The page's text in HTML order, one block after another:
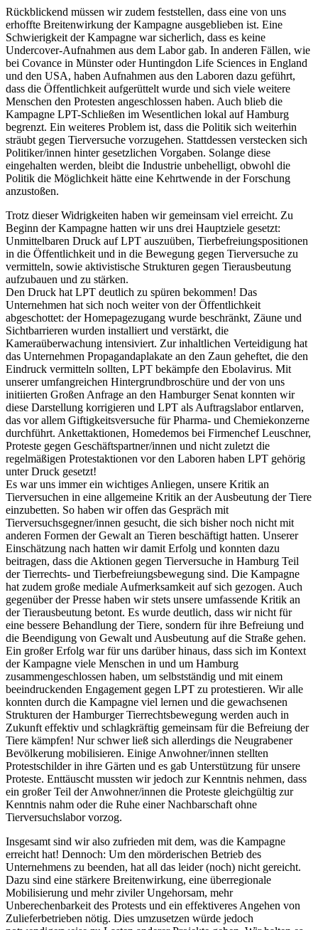
Rückblickend müssen wir zudem feststellen, dass eine von uns
erhoffte Breitenwirkung der Kampagne ausgeblieben ist. Eine
Schwierigkeit der Kampagne war sicherlich, dass es keine
Undercover-Aufnahmen aus dem Labor gab. In anderen Fällen, wie
bei Covance in Münster oder Huntingdon Life Sciences in England
und den USA, haben Aufnahmen aus den Laboren dazu geführt,
dass die Öffentlichkeit aufgerüttelt wurde und sich viele weitere
Menschen den Protesten angeschlossen haben. Auch blieb die
Kampagne LPT-Schließen im Wesentlichen lokal auf Hamburg
begrenzt. Ein weiteres Problem ist, dass die Politik sich weiterhin
sträubt gegen Tierversuche vorzugehen. Stattdessen verstecken sich
Politiker/innen hinter gesetzlichen Vorgaben. Solange diese
eingehalten werden, bleibt die Industrie unbehelligt, obwohl die
Politik die Möglichkeit hätte eine Kehrtwende in der Forschung
anzustoßen.
Trotz dieser Widrigkeiten haben wir gemeinsam viel erreicht. Zu
Beginn der Kampagne hatten wir uns drei Hauptziele gesetzt:
Unmittelbaren Druck auf LPT auszuüben, Tierbefreiungspositionen
in die Öffentlichkeit und in die Bewegung gegen Tierversuche zu
vermitteln, sowie aktivistische Strukturen gegen Tierausbeutung
aufzubauen und zu stärken.
Den Druck hat LPT deutlich zu spüren bekommen! Das
Unternehmen hat sich noch weiter von der Öffentlichkeit
abgeschottet: der Homepagezugang wurde beschränkt, Zäune und
Sichtbarrieren wurden installiert und verstärkt, die
Kameraüberwachung intensiviert. Zur inhaltlichen Verteidigung hat
das Unternehmen Propagandaplakate an den Zaun geheftet, die den
Eindruck vermitteln sollten, LPT bekämpfe den Ebolavirus. Mit
unserer umfangreichen Hintergrundbroschüre und der von uns
initiierten Großen Anfrage an den Hamburger Senat konnten wir
diese Darstellung korrigieren und LPT als Auftragslabor entlarven,
das vor allem Giftigkeitsversuche für Pharma- und Chemiekonzerne
durchführt. Ankettaktionen, Homedemos bei Firmenchef Leuschner,
Proteste gegen Geschäftspartner/innen und nicht zuletzt die
regelmäßigen Protestaktionen vor den Laboren haben LPT gehörig
unter Druck gesetzt!
Es war uns immer ein wichtiges Anliegen, unsere Kritik an
Tierversuchen in eine allgemeine Kritik an der Ausbeutung der Tiere
einzubetten. So haben wir offen das Gespräch mit
Tierversuchsgegner/innen gesucht, die sich bisher noch nicht mit
anderen Formen der Gewalt an Tieren beschäftigt hatten. Unserer
Einschätzung nach hatten wir damit Erfolg und konnten dazu
beitragen, dass die Aktionen gegen Tierversuche in Hamburg Teil
der Tierrechts- und Tierbefreiungsbewegung sind. Die Kampagne
hat zudem große mediale Aufmerksamkeit auf sich gezogen. Auch
gegenüber der Presse haben wir stets unsere umfassende Kritik an
der Tierausbeutung betont. Es wurde deutlich, dass wir nicht für
eine bessere Behandlung der Tiere, sondern für ihre Befreiung und
die Beendigung von Gewalt und Ausbeutung auf die Straße gehen.
Ein großer Erfolg war für uns darüber hinaus, dass sich im Kontext
der Kampagne viele Menschen in und um Hamburg
zusammengeschlossen haben, um selbstständig und mit einem
beeindruckenden Engagement gegen LPT zu protestieren. Wir alle
konnten durch die Kampagne viel lernen und die gewachsenen
Strukturen der Hamburger Tierrechtsbewegung werden auch in
Zukunft effektiv und schlagkräftig gemeinsam für die Befreiung der
Tiere kämpfen! Nur schwer ließ sich allerdings die Neugrabener
Bevölkerung mobilisieren. Einige Anwohner/innen stellten
Protestschilder in ihre Gärten und es gab Unterstützung für unsere
Proteste. Enttäuscht mussten wir jedoch zur Kenntnis nehmen, dass
ein großer Teil der Anwohner/innen die Proteste gleichgültig zur
Kenntnis nahm oder die Ruhe einer Nachbarschaft ohne
Tierversuchslabor vorzog.
Insgesamt sind wir also zufrieden mit dem, was die Kampagne
erreicht hat! Dennoch: Um den mörderischen Betrieb des
Unternehmens zu beenden, hat all das leider (noch) nicht gereicht.
Dazu sind eine stärkere Breitenwirkung, eine überregionale
Mobilisierung und mehr ziviler Ungehorsam, mehr
Unberechenbarkeit des Protests und ein effektiveres Angehen von
Zulieferbetrieben nötig. Dies umzusetzen würde jedoch